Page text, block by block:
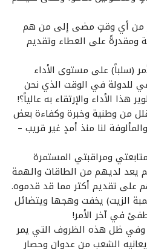
من أي وقتٍ مضى إلى من هم
ومقدرةً على العطاء وتقديم
(سلباً) على مستوى الأداء
للدولة في الوقت الذي نحن
الأداء والإرتقاء به عالياً؟!
من وطنية وخبرة وكفاءة بعض
لنا منذ أمدٍ غير قريب –
ومراقبتي المستمرة
يعد لديهم من الطاقات والهمة
على تقديم أكثر مما قد قدموه.
الزيت) يخفت وهجها ويتضائل
في آخر الأمر!
وفي ظل هذه الظروف التي يمر
الشعب من عدوانٍ وحصارٍ